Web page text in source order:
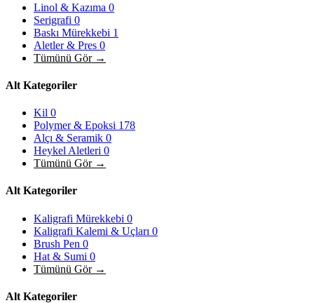
Linol & Kazıma 0
Serigrafi 0
Baskı Mürekkebi 1
Aletler & Pres 0
Tümünü Gör →
Alt Kategoriler
Kil 0
Polymer & Epoksi 178
Alçı & Seramik 0
Heykel Aletleri 0
Tümünü Gör →
Alt Kategoriler
Kaligrafi Mürekkebi 0
Kaligrafi Kalemi & Uçları 0
Brush Pen 0
Hat & Sumi 0
Tümünü Gör →
Alt Kategoriler